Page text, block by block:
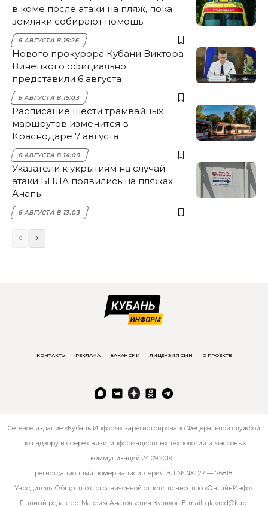
в коме после атаки на пляж, пока
земляки собирают помощь
6 АВГУСТА В 15:26
Нового прокурора Кубани Виктора
Винецкого официально
представили 6 августа
6 АВГУСТА В 15:03
Расписание шести трамвайных
маршрутов изменится в
Краснодаре 7 августа
6 АВГУСТА В 14:09
Указатели к укрытиям на случай
атаки БПЛА появились на пляжах
Анапы
6 АВГУСТА В 13:03
КОНТАКТЫ РЕКЛАМА ВАКАНСИИ ЛИЦЕНЗИЯ СМИ О ПРОЕКТЕ
Сетевое издание «Кубань Информ» зарегистрировано Федеральной службой
по надзору в сфере связи, информационных технологий и массовых
коммуникаций 24.09.2019 г.
регистрационный номер записи: серия ЭЛ № ФС 77 — 76818.
Учредитель: Общество с ограниченной ответственностью «ОнлайнИнфо».
Главный редактор: Максим Анатольевич Куликов E-mail: glavred@kub-